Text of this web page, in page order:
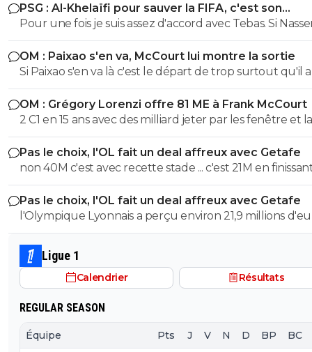
PSG : Al-Khelaïfi pour sauver la FIFA, c'est son
cauchemar
Pour une fois je suis assez d'accord avec Tebas. Si
devenait président de la FIFA il serait obligé de quitter
ses casquettes du PSG, à BeinSport, à la Ligue et
personnellement je n'ai pas envie que ce soit lui le
président de la FIFA. Encore et toujours le Qatar.
OM : Paixao s'en va, McCourt lui montre la sortie
Si Paixao s'en va là c'est le départ de trop surtout qu'il
une bonne préparation et a marqué lors des derniers
amicaux. De l'extrême on passe à un autre extrême.
OM : Grégory Lorenzi offre 81 ME à Frank McCourt
2 C1 en 15 ans avec des milliard jeter par les fenêtre et
inter psg douteux, surtout que om psg c’est pas le
budget donc incomparable vous êtes diriger par un
vous finisser tous le temps premier a cause de vôtre
Pas le choix, l'OL fait un deal affreux avec Getafe
non 40M c'est avec recette stade ... c'est 21M en
et en sortant en 8eme alors que marseile c'est 53M
recette uefa
Pas le choix, l'OL fait un deal affreux avec Getafe
l'Olympique Lyonnais a perçu environ 21,9 millions
droits TV et de primes versés directement par l'UEFA
finissant 1er des poules et en sortant en 8eme. contre
pour marseille en ldc en etant sortie direct Le montant des
40M de 2025/2026 c'est avec la billetterie et recette
Ligue 1
Calendrier Résultats
REGULAR SEASON
Équipe Pts J V N D BP BC